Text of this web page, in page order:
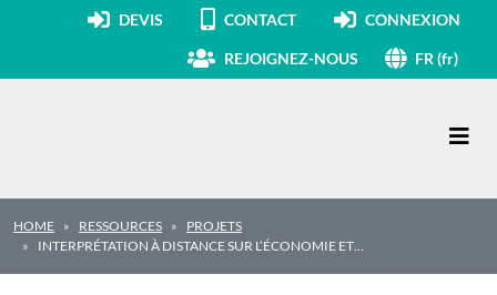
DEVIS CONTACT CONNEXION
REJOIGNEZ-NOUS FR (fr)
HOME RESSOURCES
PROJETS
INTERPRÉTATION À DISTANCE SUR L’ÉCONOMIE ET…